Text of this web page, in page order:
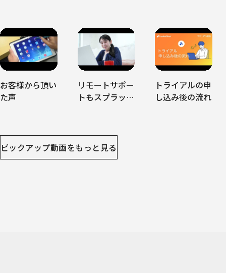
お客様から頂い
た声
リモートサポー
トもスプラッシ
トライアルの申
し込み後の流れ
ピックアップ動画をもっと見る